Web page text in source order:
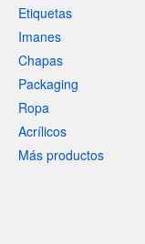
Etiquetas
Imanes
Chapas
Packaging
Ropa
Acrílicos
Más productos